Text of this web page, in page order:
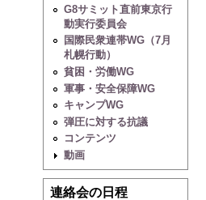
G8サミット直前東京行
動実行委員会
国際民衆連帯WG（7月
札幌行動）
貧困・労働WG
軍事・安全保障WG
キャンプWG
弾圧に対する抗議
コンテンツ
動画
連絡会の日程